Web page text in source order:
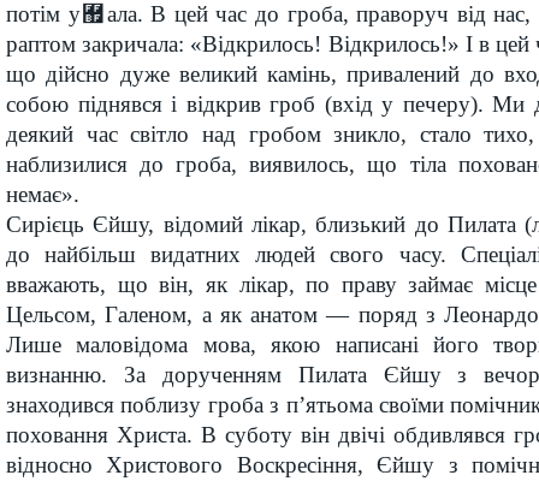
потім у﾿ала. В цей час до гроба, праворуч від нас,
раптом закричала: «Відкрилось! Відкрилось!» І в цей
що дійсно дуже великий камінь, привалений до
собою піднявся і відкрив гроб (вхід у печеру). Ми
деякий час світло над гробом зникло, стало
наблизилися до гроба, виявилось, що тіла
немає».
Сирієць Єйшу, відомий лікар, близький до Пилата
до найбільш видатних людей свого часу.
вважають, що він, як лікар, по праву займає
Цельсом, Галеном, а як анатом — поряд з Леонардо
Лише маловідома мова, якою написані його
визнанню. За дорученням Пилата Єйшу з вечора
знаходився поблизу гроба з п’ятьома своїми
поховання Христа. В суботу він двічі обдивлявся
відносно Христового Воскресіння, Єйшу з